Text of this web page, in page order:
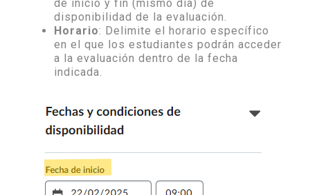
de inicio y fin (mismo día) de
disponibilidad de la evaluación.
Horario: Delimite el horario específico
en el que los estudiantes podrán acceder
a la evaluación dentro de la fecha
indicada.